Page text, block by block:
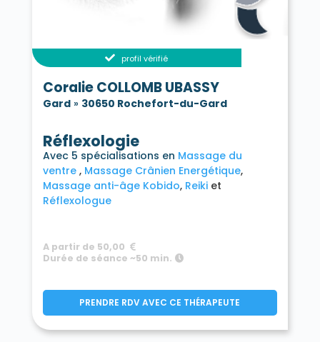
profil vérifié
Coralie COLLOMB UBASSY
Gard» 30650 Rochefort-du-Gard
Réflexologie
Avec 5 spécialisations en Massage du
ventre Massage Crânien Energétique
Massage anti-âge Kobido Reiki
Réflexologue
A partir de 50,00
Durée de séance ~50 min.
PRENDRE RDV AVEC CE THÉRAPEUTE